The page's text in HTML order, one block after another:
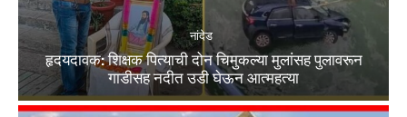
नांदेड
हृदयदावक: शिक्षक पित्याची दोन चिमुकल्या मुलांसह पुलावरून
गाडीसह नदीत उडी घेऊन आत्महत्या